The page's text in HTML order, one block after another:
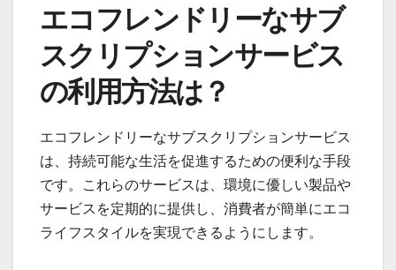
エコフレンドリーなサブ
スクリプションサービス
の利用方法は？
エコフレンドリーなサブスクリプションサービス
は、持続可能な生活を促進するための便利な手段
です。これらのサービスは、環境に優しい製品や
サービスを定期的に提供し、消費者が簡単にエコ
ライフスタイルを実現できるようにします。